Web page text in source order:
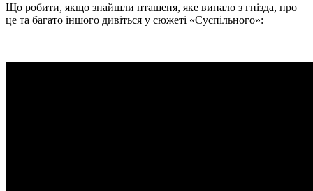
Що робити, якщо знайшли пташеня, яке випало з гнізда, про
це та багато іншого дивіться у сюжеті «Суспільного»: